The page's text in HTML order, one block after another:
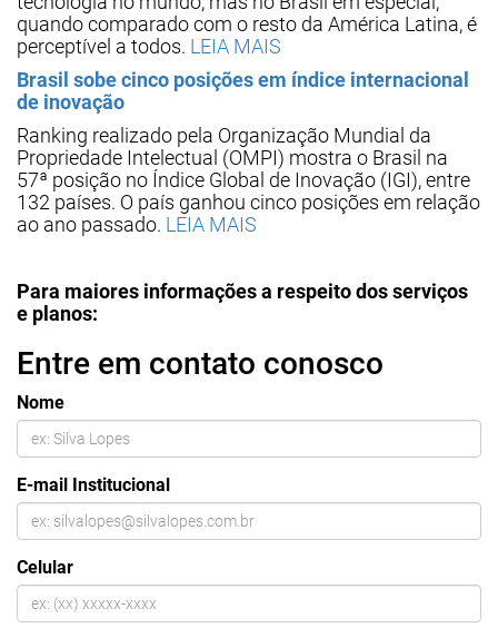
quando comparado com o resto da América Latina, é
perceptível a todos. LEIA MAIS
Brasil sobe cinco posições em índice internacional
de inovação
Ranking realizado pela Organização Mundial da
Propriedade Intelectual (OMPI) mostra o Brasil na
57ª posição no Índice Global de Inovação (IGI), entre
132 países. O país ganhou cinco posições em relação
ao ano passado. LEIA MAIS
Para maiores informações a respeito dos serviços
e planos:
Entre em contato conosco
Nome
E-mail Institucional
Celular